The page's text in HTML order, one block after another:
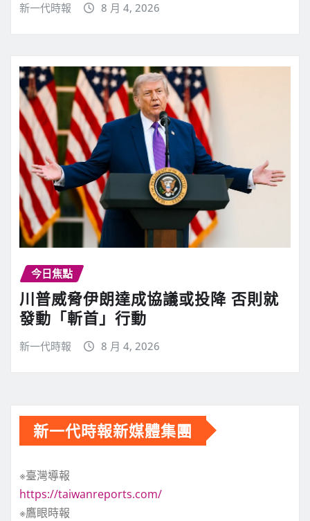
新一代時報 8 月 4, 2026
今日焦點
川普威脅伊朗達成協議或投降 否則就
發動「斬首」行動
新一代時報 8 月 4, 2026
新一代時報新媒體集團
※臺灣導報
https://taiwanreports.com/
※鷹眼時報